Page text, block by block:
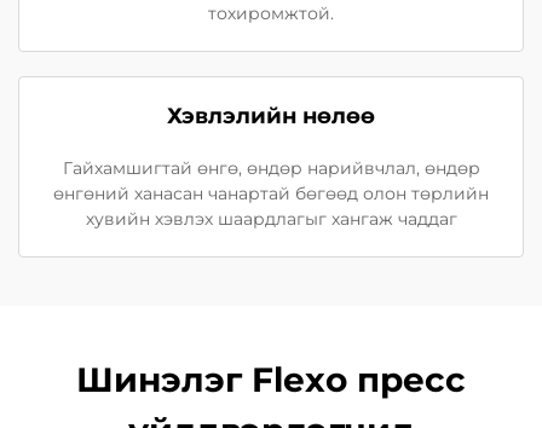
тохиромжтой.
Хэвлэлийн нөлөө
Гайхамшигтай өнгө, өндөр нарийвчлал, өндөр
өнгөний ханасан чанартай бөгөөд олон төрлийн
хувийн хэвлэх шаардлагыг хангаж чаддаг
Шинэлэг Flexo пресс